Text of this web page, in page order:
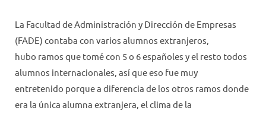
La Facultad de Administración y Dirección de Empresas
(FADE) contaba con varios alumnos extranjeros,
hubo ramos que tomé con 5 o 6 españoles y el resto todos
alumnos internacionales, así que eso fue muy
entretenido porque a diferencia de los otros ramos donde
era la única alumna extranjera, el clima de la